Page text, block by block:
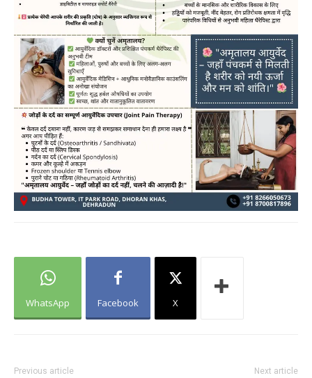
WhatsApp Facebook X
Previous article Next article